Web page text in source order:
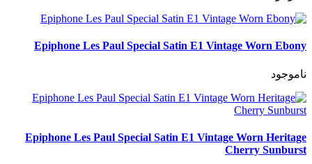
Epiphone Les Paul Special Satin E1 Vintage Worn Ebony
ناموجود
Epiphone Les Paul Special Satin E1 Vintage Worn Heritage
Cherry Sunburst